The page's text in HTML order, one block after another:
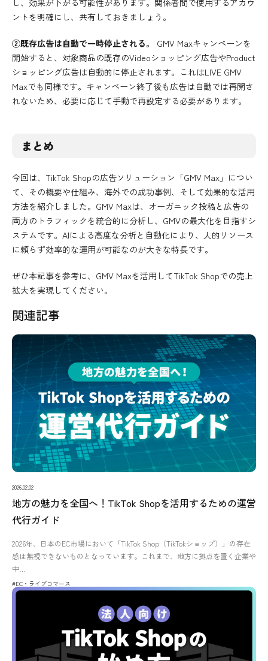
し、効果が下がる可能性があります。関係者間で使用するアカウ
ントを明確にし、共有しておきましょう。
②既存広告は自動で一時停止される。
GMV Maxキャンペーンを
開始すると、対象商品の既存のVideoショッピング広告やProduct
ショッピング広告は自動的に停止されます。これはLIVE GMV
Maxでも同様です。キャンペーン終了後も広告は自動では再開さ
れないため、必要に応じて手動で再設定する必要があります。
まとめ
今回は、TikTok Shopの広告ソリューション「GMV Max」につい
て、その概要や仕組み、海外での成功事例、そして効果的な活用
方法を紹介しました。GMV Maxは、オーガニック投稿と広告の
両方のトラフィックを統合的に分析し、GMVの最大化を目指すシ
ステムです。AIによる高度な分析と自動化により、人的リソース
に頼らず効率的な運用が可能なのが大きな特長です。
ぜひ本記事を参考に、GMV Maxを活用してTikTok Shopでの売上
拡大を実現してください。
関連記事
2026.02.02
地方の魅力を全国へ！TikTok Shopを活用するための運営
代行ガイド
2026年、日本のEC市場において「TikTok Shop（TikTokショップ）」の存在
感は無視できないものとなっています。これまで、地方に拠点を置く企業や
中…
#EC・ライブコマース